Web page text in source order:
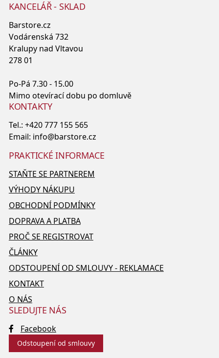
KANCELÁŘ - SKLAD
Barstore.cz
Vodárenská 732
Kralupy nad Vltavou
278 01
Po-Pá 7.30 - 15.00
Mimo otevírací dobu po domluvě
KONTAKTY
Tel.: +420 777 155 565
Email: info@barstore.cz
PRAKTICKÉ INFORMACE
STAŇTE SE PARTNEREM
VÝHODY NÁKUPU
OBCHODNÍ PODMÍNKY
DOPRAVA A PLATBA
PROČ SE REGISTROVAT
ČLÁNKY
ODSTOUPENÍ OD SMLOUVY - REKLAMACE
KONTAKT
O NÁS
SLEDUJTE NÁS
Facebook
Odstoupení od smlouvy